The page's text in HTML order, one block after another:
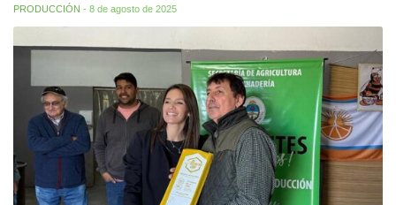
PRODUCCIÓN - 8 de agosto de 2025